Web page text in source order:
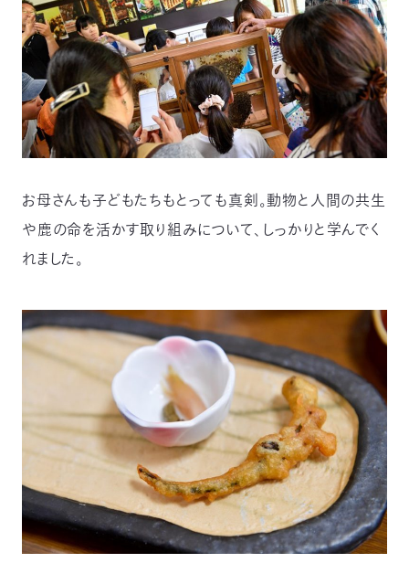
お母さんも子どもたちもとっても真剣。動物と人間の共生
や鹿の命を活かす取り組みについて、しっかりと学んでく
れました。